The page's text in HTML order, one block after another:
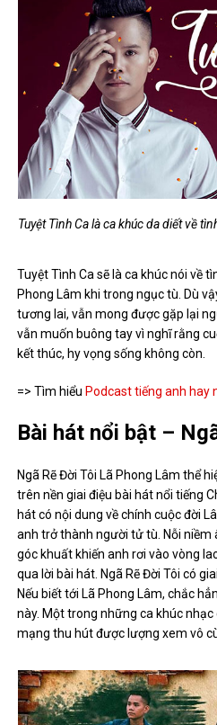
Tuyệt Tình Ca là ca khúc da diết về
Tuyệt Tình Ca sẽ là ca khúc nói về
Phong Lâm khi trong ngục tù. Dù
tương lai, vẫn mong được gặp lại
vẫn muốn buông tay vì nghĩ rằng
kết thúc, hy vọng sống không còn.
=> Tìm hiểu Podcast tiếng anh hay
Bài hát nổi bật –
Ngã Rẽ Đời Tôi Lã Phong Lâm thể
trên nền giai điệu bài hát nổi tiếng
hát có nội dung về chính cuộc đời
anh trở thành người tử tù. Nỗi niềm
góc khuất khiến anh rơi vào vòng
qua lời bài hát. Ngã Rẽ Đời Tôi có
Nếu biết tới Lã Phong Lâm, chắc
này. Một trong những ca khúc
mạng thu hút được lượng xem vô